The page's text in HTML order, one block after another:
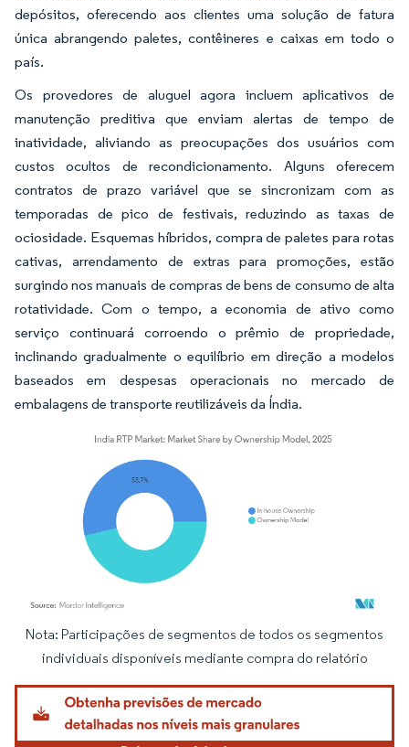
depósitos, oferecendo aos clientes uma solução de fatura
única abrangendo paletes, contêineres e caixas em todo o
país.
Os provedores de aluguel agora incluem aplicativos de
manutenção preditiva que enviam alertas de tempo de
inatividade, aliviando as preocupações dos usuários com
custos ocultos de recondicionamento. Alguns oferecem
contratos de prazo variável que se sincronizam com as
temporadas de pico de festivais, reduzindo as taxas de
ociosidade. Esquemas híbridos, compra de paletes para rotas
cativas, arrendamento de extras para promoções, estão
surgindo nos manuais de compras de bens de consumo de alta
rotatividade. Com o tempo, a economia de ativo como
serviço continuará corroendo o prêmio de propriedade,
inclinando gradualmente o equilíbrio em direção a modelos
baseados em despesas operacionais no mercado de
embalagens de transporte reutilizáveis da Índia.
Imagem © Mordor Intelligence. O reuso requer atribuição conforme CC BY 4.0.
Nota: Participações de segmentos de todos os segmentos
individuais disponíveis mediante compra do relatório